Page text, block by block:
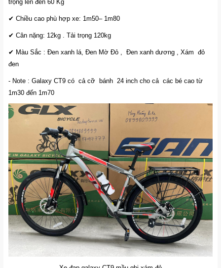
trọng lên đến 60 Kg
✔ Chiều cao phù hợp xe: 1m50– 1m80
✔ Cân nặng: 12kg . Tải trọng 120kg
✔ Màu Sắc : Đen xanh lá, Đen Mờ Đỏ , Đen xanh dương , Xám đỏ
đen
- Note : Galaxy CT9 có cả cỡ bánh 24 inch cho cả các bé cao từ
1m30 đến 1m70